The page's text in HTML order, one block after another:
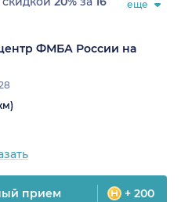
еще
ФМБА России на
прием + 200